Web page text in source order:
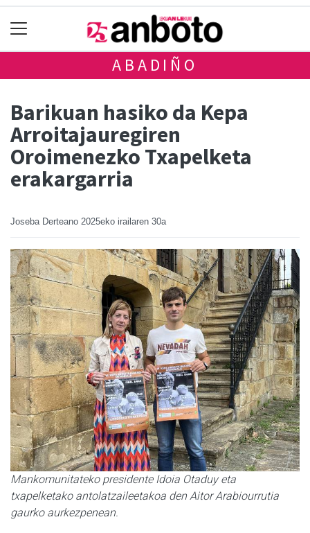
ABADIÑO
Barikuan hasiko da Kepa
Arroitajauregiren
Oroimenezko Txapelketa
erakargarria
Joseba Derteano 2025eko irailaren 30a
Mankomunitateko presidente Idoia Otaduy eta
txapelketako antolatzaileetakoa den Aitor Arabiourrutia
gaurko aurkezpenean.